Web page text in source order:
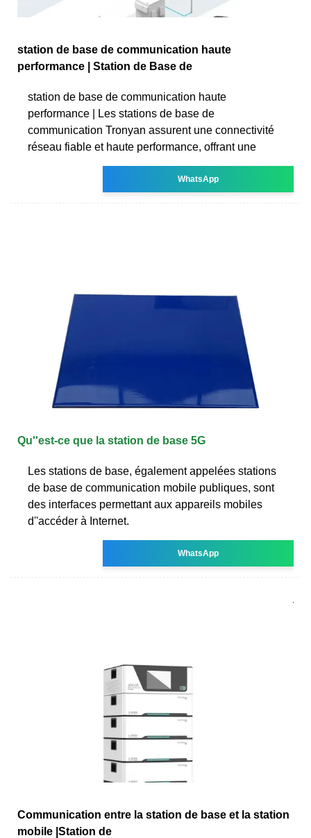
station de base de communication haute
performance | Station de Base de
station de base de communication haute
performance | Les stations de base de
communication Tronyan assurent une connectivité
réseau fiable et haute performance, offrant une
WhatsApp
Qu''est-ce que la station de base 5G
Les stations de base, également appelées stations
de base de communication mobile publiques, sont
des interfaces permettant aux appareils mobiles
d''accéder à Internet.
WhatsApp
Communication entre la station de base et la station
mobile |Station de